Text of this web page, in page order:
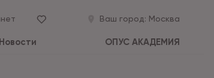
Ваш город: Москва
Новости ОПУС АКАДЕМИЯ